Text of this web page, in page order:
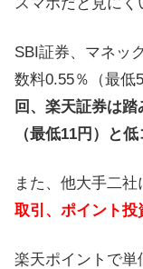
スマホだと見にく
SBI証券、マネッ
数料0.55％（最低
回、楽天証券は
（最低11円）と
また、他大手二
取引、ポイント投
楽天ポイントで単